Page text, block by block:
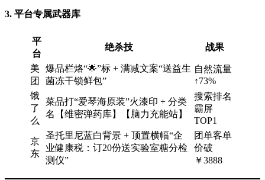
3. 平台专属武器库
平
台
绝杀技 战果
美
团
爆品栏烙“🌟”标 + 满减文案“送益生
菌冻干锁鲜包”
自然流量
↑73%
饿
了
么
菜品打“爱琴海原装”火漆印 + 分类
名【维密弹药库】【脑力充能站】
搜索排名
霸屏
TOP1
京
东
圣托里尼蓝白背景 + 顶置横幅“企
业健康税：订20份送实验室糖分检
测仪”
团单客单
价破
￥3888